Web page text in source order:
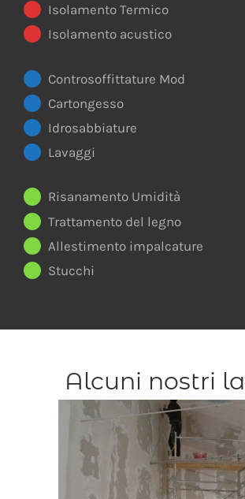
Isolamento Termico
Isolamento acustico
Controsoffittature Mod
Cartongesso
Idrosabbiature
Lavaggi
Risanamento Umidità
Trattamento del legno
Allestimento impalcature
Stucchi
Alcuni nostri